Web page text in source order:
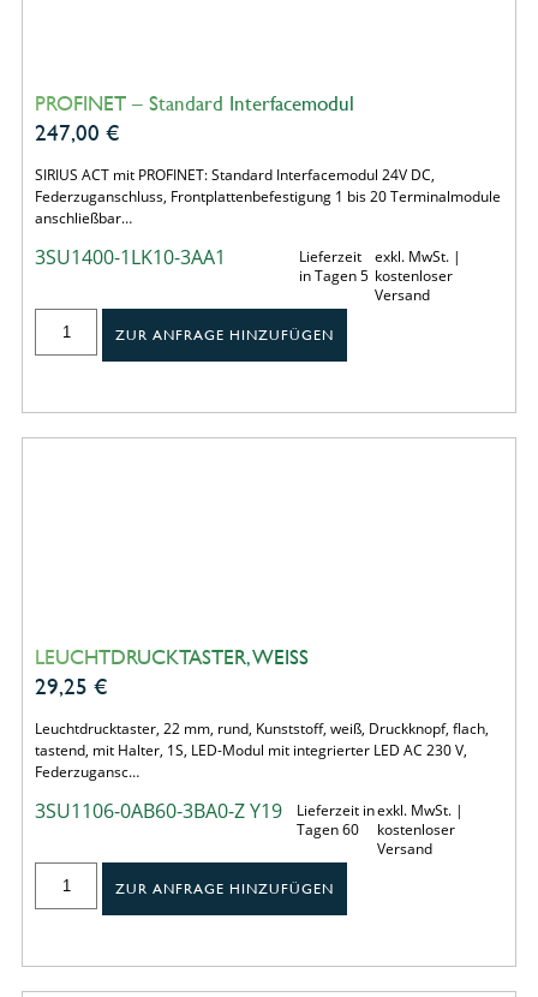
PROFINET – Standard Interfacemodul
247,00 €
SIRIUS ACT mit PROFINET: Standard Interfacemodul 24V DC,
Federzuganschluss, Frontplattenbefestigung 1 bis 20 Terminalmodule
anschließbar…
3SU1400-1LK10-3AA1
Lieferzeit
in Tagen 5
exkl. MwSt. |
kostenloser
Versand
ZUR ANFRAGE HINZUFÜGEN
LEUCHTDRUCKTASTER, WEISS
29,25 €
Leuchtdrucktaster, 22 mm, rund, Kunststoff, weiß, Druckknopf, flach,
tastend, mit Halter, 1S, LED-Modul mit integrierter LED AC 230 V,
Federzugansc…
3SU1106-0AB60-3BA0-Z Y19
Lieferzeit in
Tagen 60
exkl. MwSt. |
kostenloser
Versand
ZUR ANFRAGE HINZUFÜGEN